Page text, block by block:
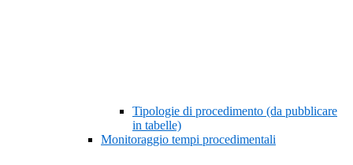
Tipologie di procedimento (da pubblicare
in tabelle)
Monitoraggio tempi procedimentali